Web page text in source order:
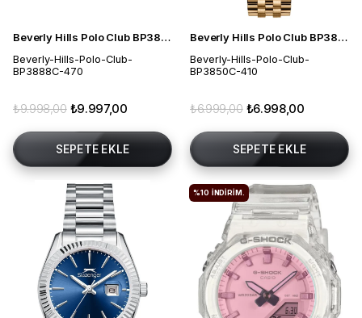
Beverly Hills Polo Club BP3888C.470 Kadın Kol Saati
Beverly-Hills-Polo-Club-
BP3888C-470
₺9.997,00
₺9.998,00
SEPETE EKLE
Beverly Hills Polo Club BP3850C.410 Kadın Kol Saati
Beverly-Hills-Polo-Club-
BP3850C-410
₺6.998,00
₺6.999,00
SEPETE EKLE
%10 İNDIRIM.